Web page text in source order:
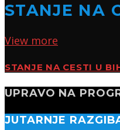
STANJE NA
View more
STANJE NA CESTI U
UPRAVO NA
JUTARNJE